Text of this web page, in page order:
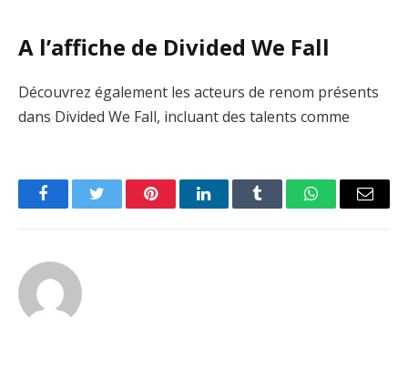
A l’affiche de Divided We Fall
Découvrez également les acteurs de renom présents
dans Divided We Fall, incluant des talents comme
FacebookTwitter PinterestLinkedInTumblr WhatsAppEmail